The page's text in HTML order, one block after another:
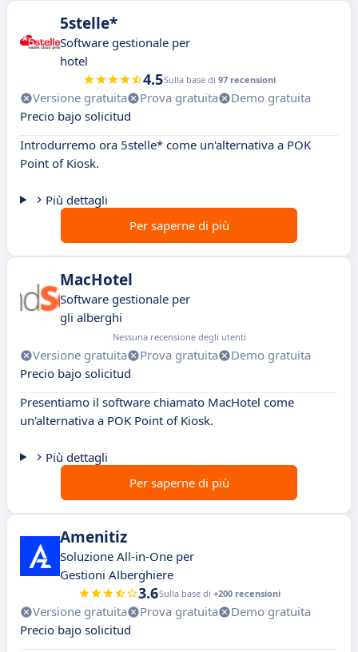
5stelle*
Software gestionale per
hotel
4.5Sulla base di 97 recensioni
Versione gratuita Prova gratuita
Demo gratuita
Precio bajo solicitud
Introdurremo ora 5stelle* come un'alternativa a POK
Point of Kiosk.
Più dettagli
Per saperne di più
MacHotel
Software gestionale per
gli alberghi
Nessuna recensione degli utenti
Versione gratuita Prova gratuita
Demo gratuita
Precio bajo solicitud
Presentiamo il software chiamato MacHotel come
un'alternativa a POK Point of Kiosk.
Più dettagli
Per saperne di più
Amenitiz
Soluzione All-in-One per
Gestioni Alberghiere
3.6Sulla base di +200 recensioni
Versione gratuita Prova gratuita
Demo gratuita
Precio bajo solicitud